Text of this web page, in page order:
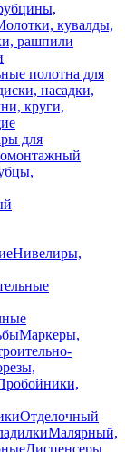
кувалды,
рашпили
полотна для
насадки,
круги,
для
Нивелиры,
Маркеры,
Отделочный
Малярный,
Диспенсеры